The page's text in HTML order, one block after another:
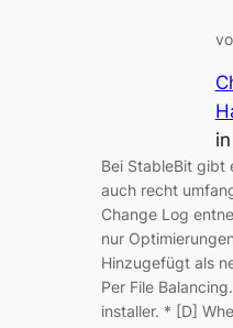
in
Bei StableBit gibt
auch recht
Change Log
nur
Hinzugefügt als
Per File
installer. * [D]